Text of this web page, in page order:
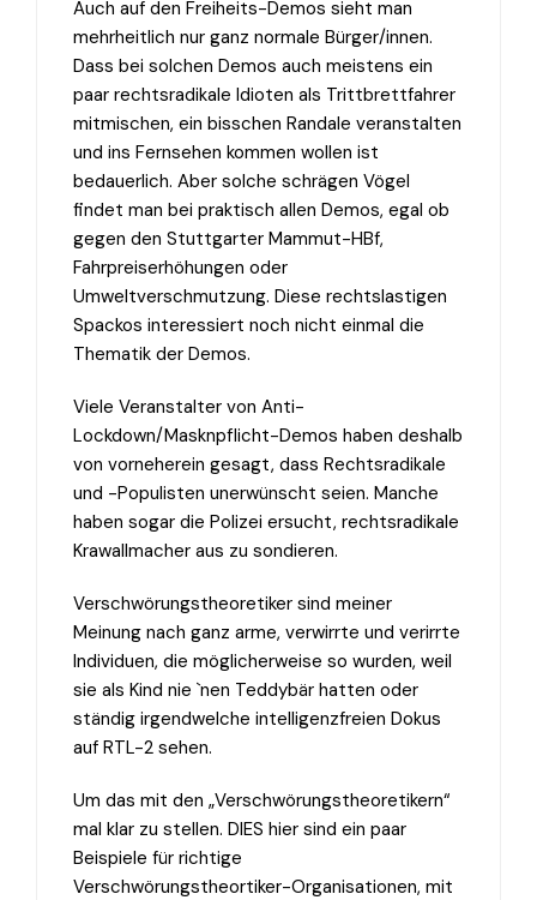
Auch auf den Freiheits-Demos sieht man
mehrheitlich nur ganz normale Bürger/innen.
Dass bei solchen Demos auch meistens ein
paar rechtsradikale Idioten als Trittbrettfahrer
mitmischen, ein bisschen Randale veranstalten
und ins Fernsehen kommen wollen ist
bedauerlich. Aber solche schrägen Vögel
findet man bei praktisch allen Demos, egal ob
gegen den Stuttgarter Mammut-HBf,
Fahrpreiserhöhungen oder
Umweltverschmutzung. Diese rechtslastigen
Spackos interessiert noch nicht einmal die
Thematik der Demos.
Viele Veranstalter von Anti-
Lockdown/Masknpflicht-Demos haben deshalb
von vorneherein gesagt, dass Rechtsradikale
und -Populisten unerwünscht seien. Manche
haben sogar die Polizei ersucht, rechtsradikale
Krawallmacher aus zu sondieren.
Verschwörungstheoretiker sind meiner
Meinung nach ganz arme, verwirrte und verirrte
Individuen, die möglicherweise so wurden, weil
sie als Kind nie `nen Teddybär hatten oder
ständig irgendwelche intelligenzfreien Dokus
auf RTL-2 sehen.
Um das mit den „Verschwörungstheoretikern“
mal klar zu stellen. DIES hier sind ein paar
Beispiele für richtige
Verschwörungstheortiker-Organisationen, mit